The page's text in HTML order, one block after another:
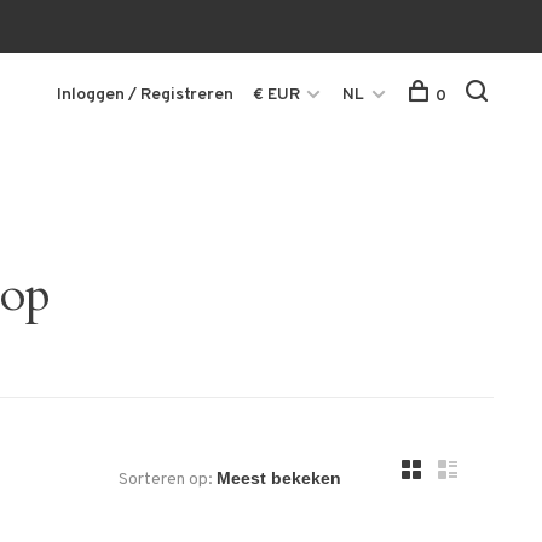
Inloggen / Registreren € EUR NL 0
Sorteren op: